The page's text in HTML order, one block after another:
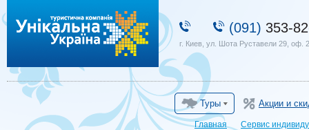
(091) 353-
г. Киев, ул. Шота Руставели 29, оф.
Туры Акции и
Главная Сервис